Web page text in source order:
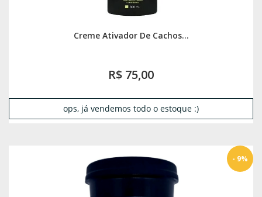
Creme Ativador De Cachos...
R$ 75,00
ops, já vendemos todo o estoque :)
- 9%